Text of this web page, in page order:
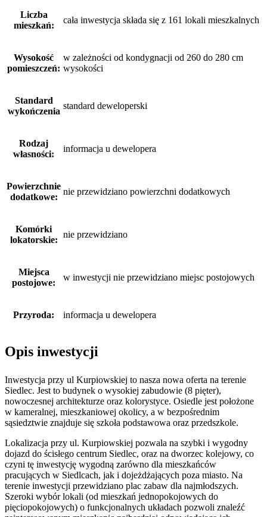
Liczba
mieszkań:
cała inwestycja składa się z 161 lokali mieszkalnych
Wysokość
pomieszczeń:
w zależności od kondygnacji od 260 do 280 cm
wysokości
Standard
wykończenia
standard deweloperski
Rodzaj
własności:
informacja u dewelopera
Powierzchnie
dodatkowe:
nie przewidziano powierzchni dodatkowych
Komórki
lokatorskie:
nie przewidziano
Miejsca
postojowe:
w inwestycji nie przewidziano miejsc postojowych
Przyroda: informacja u dewelopera
Opis inwestycji
Inwestycja przy ul Kurpiowskiej to nasza nowa oferta na terenie
Siedlec. Jest to budynek o wysokiej zabudowie (8 pięter),
nowoczesnej architekturze oraz kolorystyce. Osiedle jest położone
w kameralnej, mieszkaniowej okolicy, a w bezpośrednim
sąsiedztwie znajduje się szkoła podstawowa oraz przedszkole.
Lokalizacja przy ul. Kurpiowskiej pozwala na szybki i wygodny
dojazd do ścisłego centrum Siedlec, oraz na dworzec kolejowy, co
czyni tę inwestycję wygodną zarówno dla mieszkańców
pracujących w Siedlcach, jak i dojeżdżających poza miasto. Na
terenie inwestycji przewidziano plac zabaw dla najmłodszych.
Szeroki wybór lokali (od mieszkań jednopokojowych do
pięciopokojowych) o funkcjonalnych układach pozwoli znaleźć